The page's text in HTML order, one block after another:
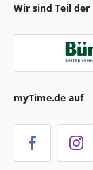
Wir sind Teil
myTime.de auf